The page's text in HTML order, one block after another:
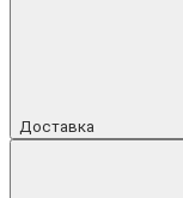
Доставка